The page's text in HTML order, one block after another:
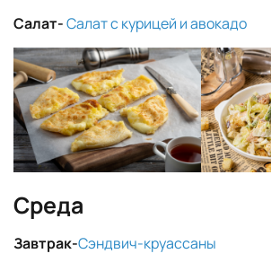
Салат-Салат с курицей и авокадо
Среда
Завтрак-Сэндвич-круассаны